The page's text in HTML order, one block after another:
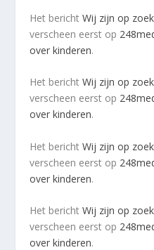
Het berichtWij zijn op
verscheen eerst op
over kinderen.
Het berichtWij zijn op
verscheen eerst op
over kinderen.
Het berichtWij zijn op
verscheen eerst op
over kinderen.
Het berichtWij zijn op
verscheen eerst op
over kinderen.